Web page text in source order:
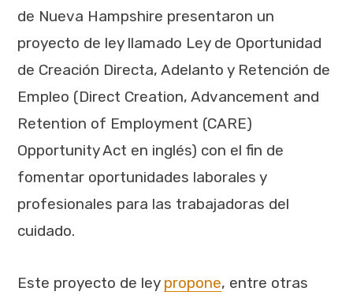
de Nueva Hampshire presentaron un
proyecto de ley llamado Ley de Oportunidad
de Creación Directa, Adelanto y Retención de
Empleo (Direct Creation, Advancement and
Retention of Employment (CARE)
Opportunity Act en inglés) con el fin de
fomentar oportunidades laborales y
profesionales para las trabajadoras del
cuidado.
Este proyecto de ley propone, entre otras